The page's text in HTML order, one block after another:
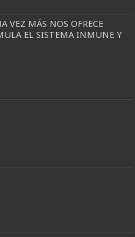
VEZ MÁS NOS OFRECE
EL SISTEMA INMUNE Y